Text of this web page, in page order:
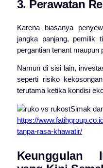
3. Perawatan
Karena biasanya
jangka panjang, pemilik
pergantian tenant maupun
Namun di sisi lain,
seperti risiko
terutama ketika kondisi
Simak
https://
tanpa-rasa-khawatir/
Keunggulan